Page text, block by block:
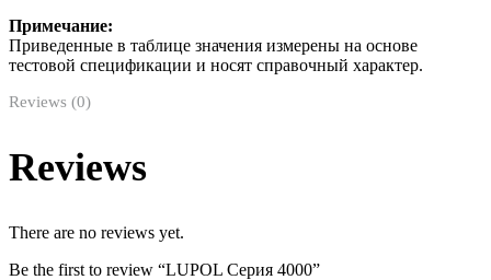
Примечание:
Приведенные в таблице значения измерены на основе
тестовой спецификации и носят справочный характер.
Reviews (0)
Reviews
There are no reviews yet.
Be the first to review “LUPOL Серия 4000”